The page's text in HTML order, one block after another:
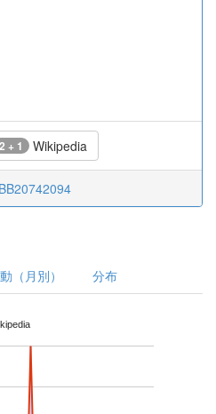
2 + 1 Wikipedia
（月別） 分布